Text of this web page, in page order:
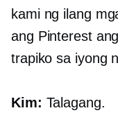
kami ng ilang
ang Pinterest
trapiko sa iyong
Kim: Talagang.